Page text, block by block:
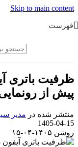
Skip to main content
فهرست
پیش از
منتشر شده در مدیر
1405-04-15
روشن ۱۴۰۵-۰۴-۱۵